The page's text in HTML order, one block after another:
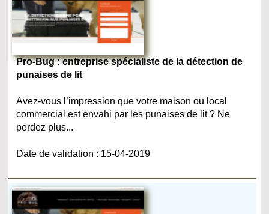
Pro-Bug : entreprise spécialiste de la détection de
punaises de lit
Avez-vous l’impression que votre maison ou local
commercial est envahi par les punaises de lit ? Ne
perdez plus...
Date de validation : 15-04-2019